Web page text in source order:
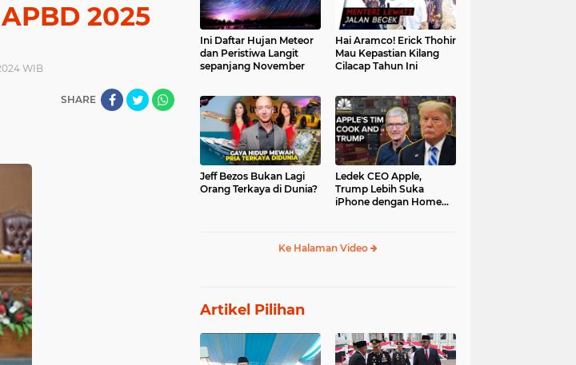
2025
WIB
SHARE
Ini Daftar Hujan Meteor
dan Peristiwa Langit
sepanjang November
Hai Aramco! Erick Thohir
Mau Kepastian Kilang
Cilacap Tahun Ini
Jeff Bezos Bukan Lagi
Orang Terkaya di Dunia?
Ledek CEO Apple,
Trump Lebih Suka
iPhone dengan Home
Ke Halaman Video
Artikel Pilihan